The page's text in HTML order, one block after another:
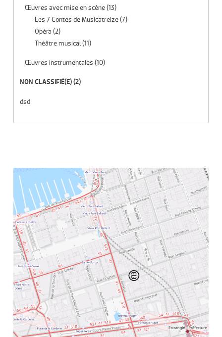
Œuvres avec mise en scène(13)
Les 7 Contes de Musicatreize(7)
Opéra (2)
Théâtre musical(11)
Œuvres instrumentales (10)
NON CLASSIFIÉ(E)(2)
dsd